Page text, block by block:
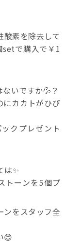
酸素を除去して
setで購入で￥1
いですか💦？
カカトがひび
クプレゼント
は✨
トーンを5個プ
ンをスタッフ全
😊